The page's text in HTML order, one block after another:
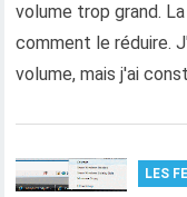
volume trop grand.
comment le réduire.
volume, mais j'ai
LES